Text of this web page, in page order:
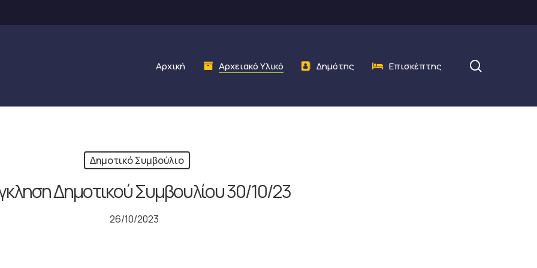
Αρχική Αρχειακό Υλικό Δημότης Επισκέπτης
Δημοτικό Συμβούλιο
Δημοτικού Συμβουλίου 30/10/23
26/10/2023